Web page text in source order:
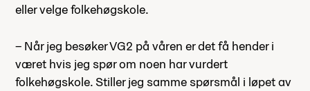
eller velge folkehøgskole.
– Når jeg besøker VG2 på våren er det få hender i
været hvis jeg spør om noen har vurdert
folkehøgskole. Stiller jeg samme spørsmål i løpet av